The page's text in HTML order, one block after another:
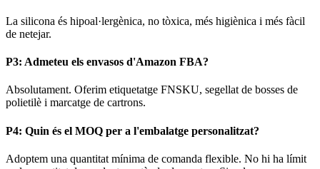
La silicona és hipoal·lergènica, no tòxica, més higiènica i més fàcil
de netejar.
P3: Admeteu els envasos d'Amazon FBA?
Absolutament. Oferim etiquetatge FNSKU, segellat de bosses de
polietilè i marcatge de cartrons.
P4: Quin és el MOQ per a l'embalatge personalitzat?
Adoptem una quantitat mínima de comanda flexible. No hi ha límit